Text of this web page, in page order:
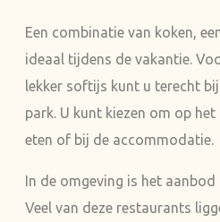
Een combinatie van koken,
ideaal tijdens de vakantie.
lekker softijs kunt u terecht
park. U kunt kiezen om op
eten of bij de accommodatie.
In de omgeving is het
Veel van deze restaurants